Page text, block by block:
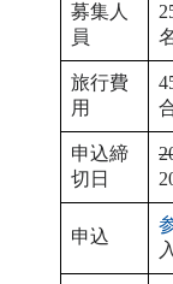
募集人
員
旅行費
用
申込締
切日
申込